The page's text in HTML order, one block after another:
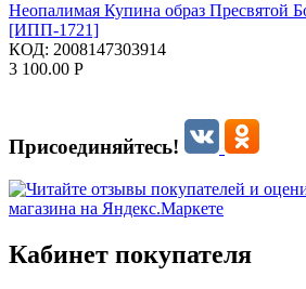
Неопалимая Купина образ Пресвятой
[ИПП-1721]
КОД: 2008147303914
3 100.00 Р
Присоединяйтесь!
Кабинет покупателя